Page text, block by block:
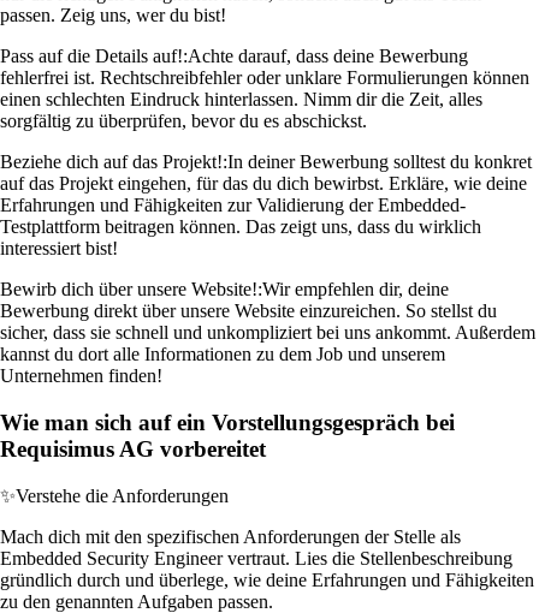
passen. Zeig uns, wer du bist!
Pass auf die Details auf!:Achte darauf, dass deine Bewerbung
fehlerfrei ist. Rechtschreibfehler oder unklare Formulierungen können
einen schlechten Eindruck hinterlassen. Nimm dir die Zeit, alles
sorgfältig zu überprüfen, bevor du es abschickst.
Beziehe dich auf das Projekt!:In deiner Bewerbung solltest du konkret
auf das Projekt eingehen, für das du dich bewirbst. Erkläre, wie deine
Erfahrungen und Fähigkeiten zur Validierung der Embedded-
Testplattform beitragen können. Das zeigt uns, dass du wirklich
interessiert bist!
Bewirb dich über unsere Website!:Wir empfehlen dir, deine
Bewerbung direkt über unsere Website einzureichen. So stellst du
sicher, dass sie schnell und unkompliziert bei uns ankommt. Außerdem
kannst du dort alle Informationen zu dem Job und unserem
Unternehmen finden!
Wie man sich auf ein Vorstellungsgespräch bei
Requisimus AG vorbereitet
✨Verstehe die Anforderungen
Mach dich mit den spezifischen Anforderungen der Stelle als
Embedded Security Engineer vertraut. Lies die Stellenbeschreibung
gründlich durch und überlege, wie deine Erfahrungen und Fähigkeiten
zu den genannten Aufgaben passen.